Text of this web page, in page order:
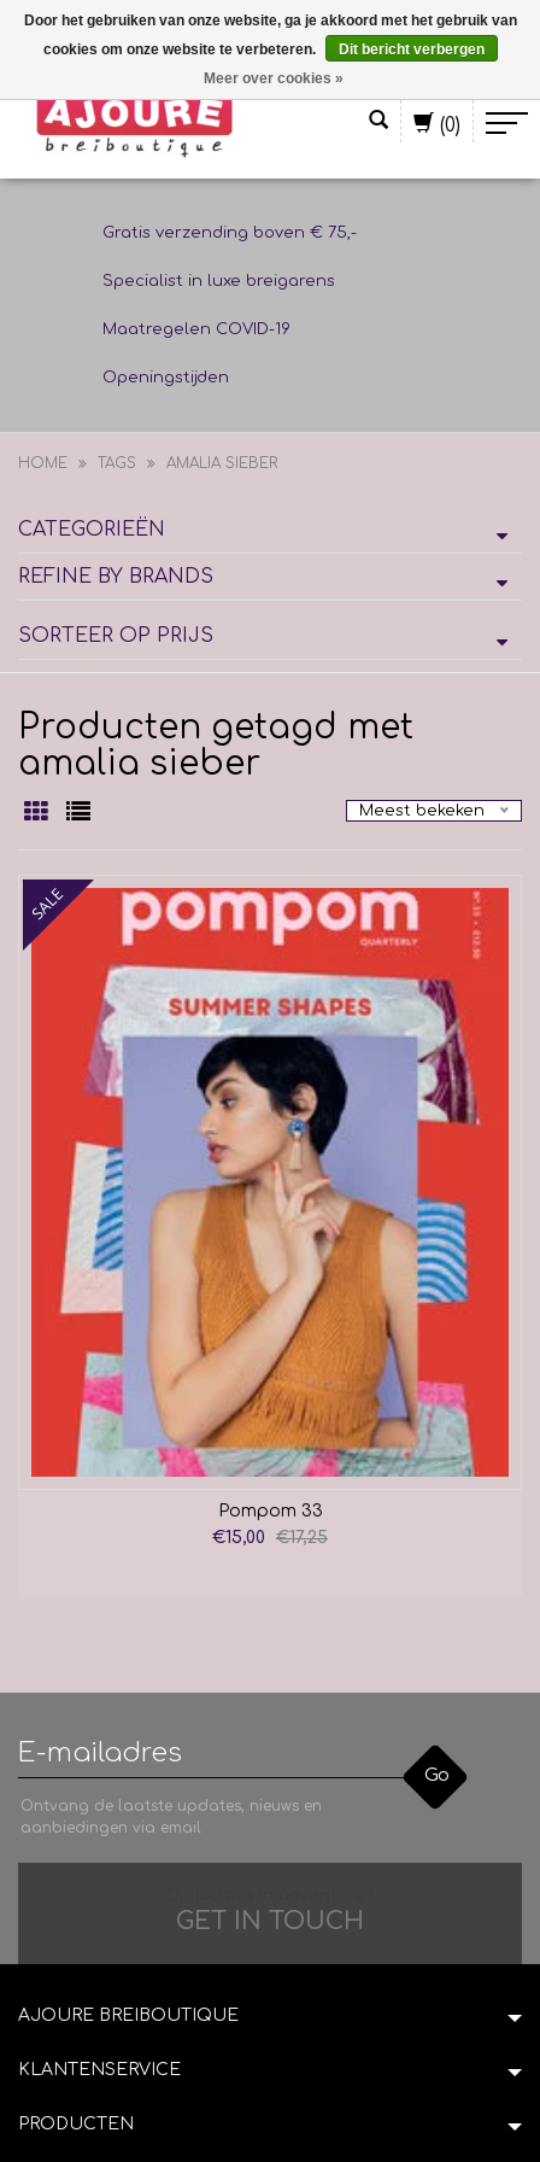
(0)
Gratis verzending boven € 75,-
Specialist in luxe breigarens
Maatregelen COVID-19
Openingstijden
HOME TAGS AMALIA SIEBER
CATEGORIEËN
REFINE BY BRANDS
SORTEER OP PRIJS
Producten getagd met
amalia sieber
Meest bekeken
SALE
Pompom 33
€15,00
€17,25
Go
Ontvang de laatste updates, nieuws en
aanbiedingen via email
GET IN TOUCH
AJOURE BREIBOUTIQUE
KLANTENSERVICE
PRODUCTEN
Door het gebruiken van onze website, ga je akkoord met het gebruik van
cookies om onze website te verbeteren.
Dit bericht verbergen
Meer over cookies »